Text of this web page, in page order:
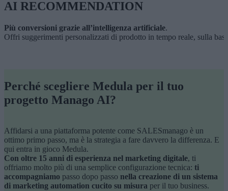
AI RECOMMENDATION
Più conversioni grazie all’intelligenza artificiale.
Offri suggerimenti personalizzati di prodotto in tempo reale, sulla
Perché scegliere Medula per il tuo
progetto Manago AI?
Affidarsi a una piattaforma potente come SALESmanago è un
ottimo primo passo, ma è la strategia a fare davvero la differenza. E
qui entra in gioco Medula.
Con oltre 15 anni di esperienza nel marketing digitale, ti
offriamo molto più di una semplice configurazione tecnica: ti
accompagniamo passo dopo passo nella creazione di un sistema
di marketing automation cucito su misura per il tuo business.